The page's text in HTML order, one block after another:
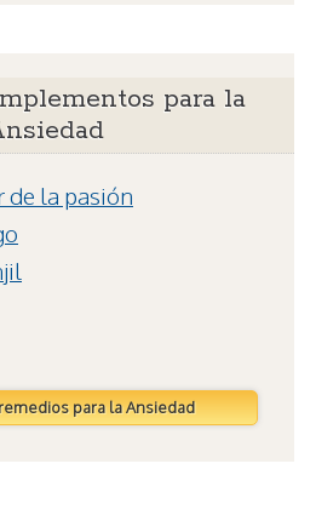
para la
de la pasión
para la Ansiedad